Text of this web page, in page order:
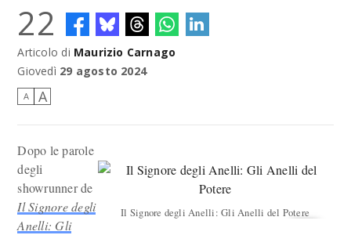
Il Signore degli Anelli: Gli Anelli del Potere
22
Articolo di Maurizio Carnago
Giovedì 29 agosto 2024
A A
Il Signore degli Anelli: Gli Anelli del Potere
Dopo le parole
degli
showrunner de
Il Signore degli
Anelli: Gli